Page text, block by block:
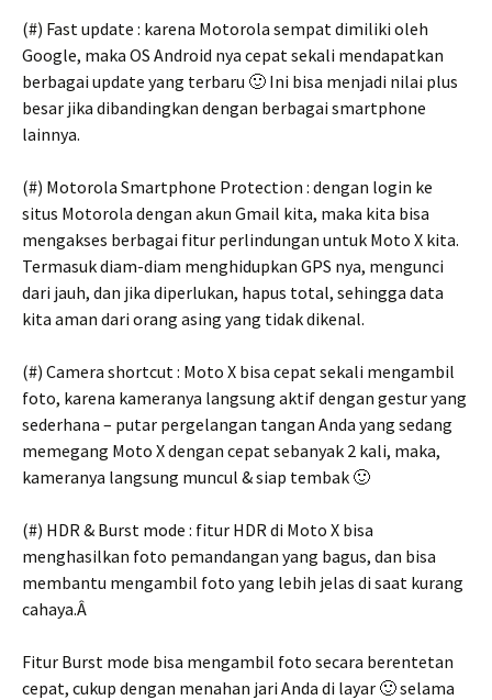
(#) Fast update : karena Motorola sempat dimiliki oleh
Google, maka OS Android nya cepat sekali mendapatkan
berbagai update yang terbaru 🙂 Ini bisa menjadi nilai plus
besar jika dibandingkan dengan berbagai smartphone
lainnya.
(#) Motorola Smartphone Protection : dengan login ke
situs Motorola dengan akun Gmail kita, maka kita bisa
mengakses berbagai fitur perlindungan untuk Moto X kita.
Termasuk diam-diam menghidupkan GPS nya, mengunci
dari jauh, dan jika diperlukan, hapus total, sehingga data
kita aman dari orang asing yang tidak dikenal.
(#) Camera shortcut : Moto X bisa cepat sekali mengambil
foto, karena kameranya langsung aktif dengan gestur yang
sederhana – putar pergelangan tangan Anda yang sedang
memegang Moto X dengan cepat sebanyak 2 kali, maka,
kameranya langsung muncul & siap tembak 🙂
(#) HDR & Burst mode : fitur HDR di Moto X bisa
menghasilkan foto pemandangan yang bagus, dan bisa
membantu mengambil foto yang lebih jelas di saat kurang
cahaya.Â
Fitur Burst mode bisa mengambil foto secara berentetan
cepat, cukup dengan menahan jari Anda di layar 🙂 selama